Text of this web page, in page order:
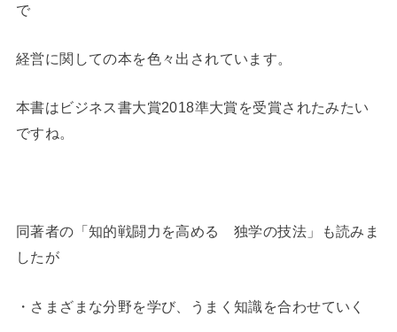
で
経営に関しての本を色々出されています。
本書はビジネス書大賞2018準大賞を受賞されたみたい
ですね。
同著者の「知的戦闘力を高める 独学の技法」も読みま
したが
・さまざまな分野を学び、うまく知識を合わせていく